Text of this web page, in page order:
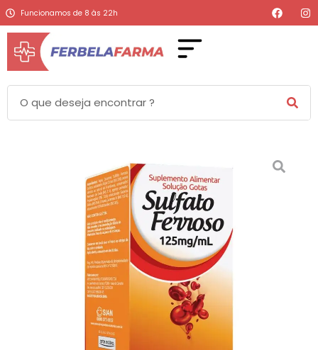
Funcionamos de 8 às 22h